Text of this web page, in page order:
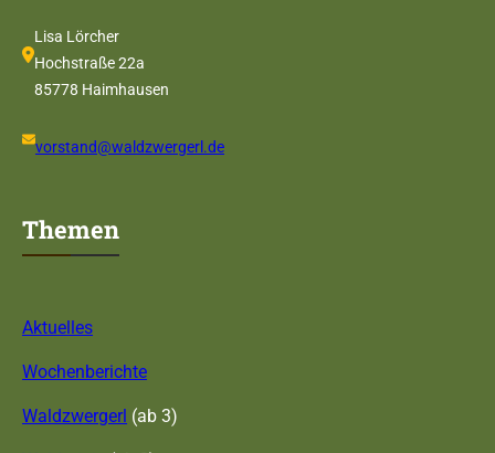
Lisa Lörcher
Hochstraße 22a
85778 Haimhausen
vorstand@waldzwergerl.de
Themen
Aktuelles
Wochenberichte
Waldzwergerl (ab 3)